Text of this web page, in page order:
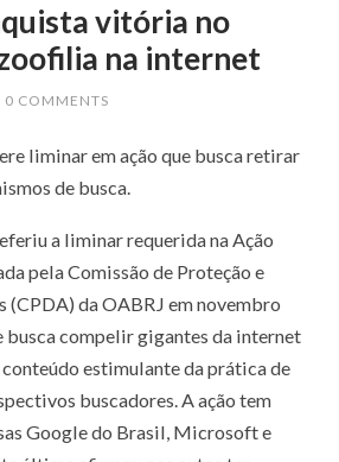
vitória no
na internet
0 COMMENTS
liminar em ação que busca retirar
de busca.
a liminar requerida na Ação
pela Comissão de Proteção e
(CPDA) da OABRJ em novembro
busca compelir gigantes da internet
estimulante da prática de
buscadores. A ação tem
Google do Brasil, Microsoft e